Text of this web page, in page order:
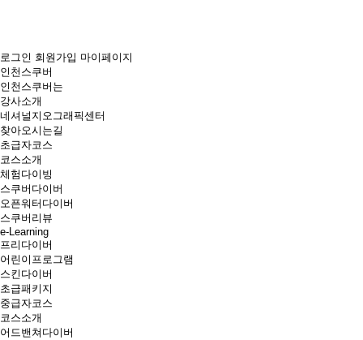
로그인 회원가입 마이페이지
인천스쿠버
인천스쿠버는
강사소개
네셔널지오그래픽센터
찾아오시는길
초급자코스
코스소개
체험다이빙
스쿠버다이버
오픈워터다이버
스쿠버리뷰
e-Learning
프리다이버
어린이프로그램
스킨다이버
초급패키지
중급자코스
코스소개
어드밴쳐다이버